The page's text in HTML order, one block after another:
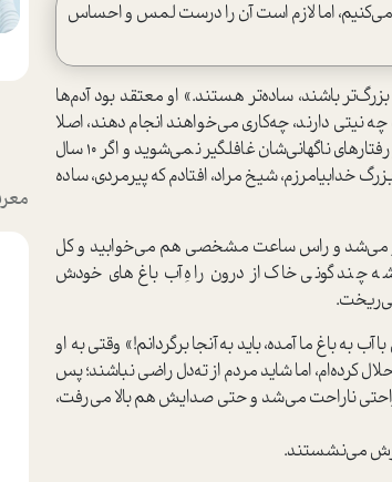
می‌کنیم، اما لازم است آن را درست لمس و احساس
باشند، ساده‌تر هستند.» او معتقد بود آدم‌ها
نیتی دارند، چه‌کاری می‌خواهند انجام دهند، اصلا
چه شخصیتی دارند و آرمان‌ها و ارزش‌هایشان چیست؟ یعنی درواقع، از رفتارهای ناگهانی‌شان غافلگیر نمی‌شوید و اگر 10 سال
خدابیامرزم، شیخ مراد، افتادم که پیرمردی، ساده
می‌شد و راس ساعت مشخصی هم می‌خوابید و کل
چند گونی خاک از درون راهِ آب باغ‌های خودش
به باغ ما آمده، باید به آنجا برگردانم!» وقتی به او
کرده‌ام، اما شاید مردم از ته‌دل راضی نباشند؛ پس
ناراحت می‌شد و حتی صدایش هم بالا می‌رفت،
می‌نشستند.